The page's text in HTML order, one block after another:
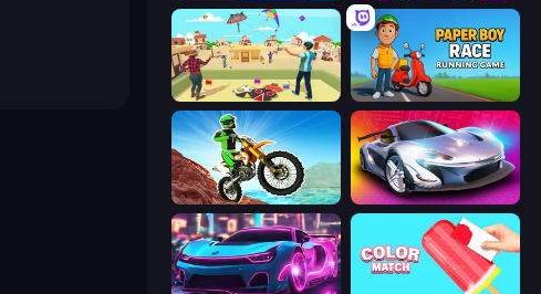
Kite Flying Sim Paper Boy Race: Running Game
Dirt Bike Mad Skills Grand Cyber City